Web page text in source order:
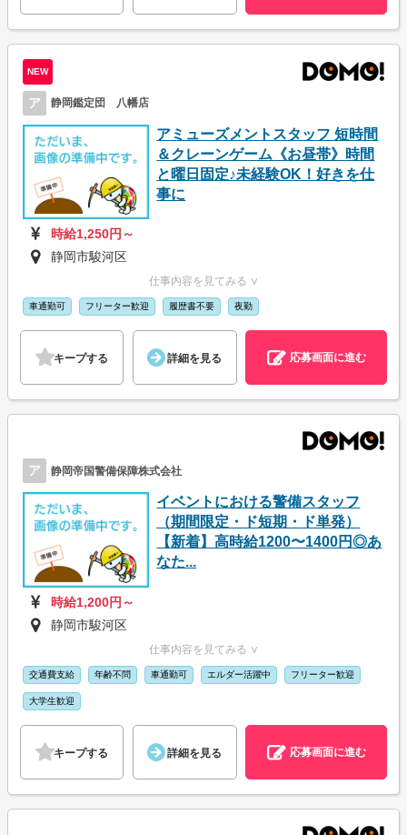
NEW
ア 静岡鑑定団 八幡店
アミューズメントスタッフ 短時間
＆クレーンゲーム《お昼帯》時間
と曜日固定♪未経験OK！好きを仕
事に
時給1,250円～
静岡市駿河区
仕事内容を見てみる ∨
車通勤可 フリーター歓迎 履歴書不要 夜勤
キープする 詳細を見る 応募画面に進む
ア 静岡帝国警備保障株式会社
イベントにおける警備スタッフ
（期間限定・ド短期・ド単発）
【新着】高時給1200〜1400円◎あ
なた...
時給1,200円～
静岡市駿河区
仕事内容を見てみる ∨
交通費支給 年齢不問 車通勤可 エルダー活躍中 フリーター歓迎
大学生歓迎
キープする 詳細を見る 応募画面に進む